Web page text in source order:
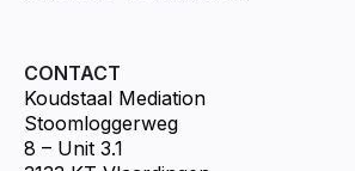
CONTACT
Koudstaal Mediation
Stoomloggerweg
8 – Unit 3.1